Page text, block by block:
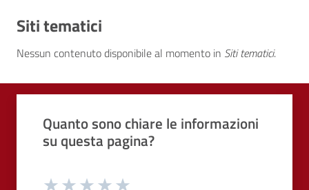
Siti tematici
Nessun contenuto disponibile al momento in Siti tematici.
Quanto sono chiare le informazioni
su questa pagina?
Valuta da 1 a 5 stelle la pagina
Grazie, il tuo parere ci aiuterà a
Quali sono stati gli aspetti che hai preferito?
1/2
Le indicazioni erano chiare
Vuoi aggiungere altri dettagli?
2/2
Dettaglio
Avanti